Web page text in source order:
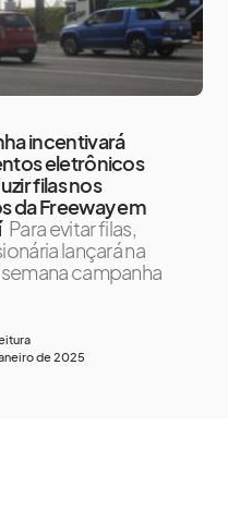
incentivará
eletrônicos
filas nos
da Freeway em
Para evitar filas,
lançará na
campanha
de 2025